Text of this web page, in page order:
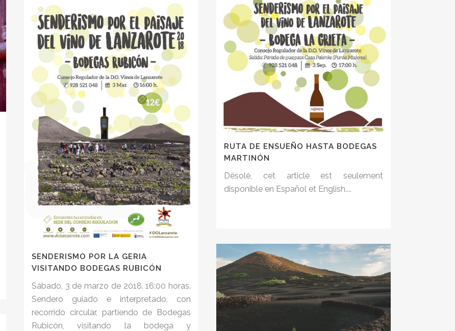
SENDERISMO POR LA GERIA
VISITANDO BODEGAS RUBICÓN
Sábado, 3 de marzo de 2018. 16:00 horas.
Sendero guiado e interpretado, con
recorrido circular, partiendo de Bodegas
Rubicón, visitando la bodega y
RUTA DE ENSUEÑO HASTA BODEGAS
MARTINÓN
Désolé, cet article est seulement
disponible en Español et English....